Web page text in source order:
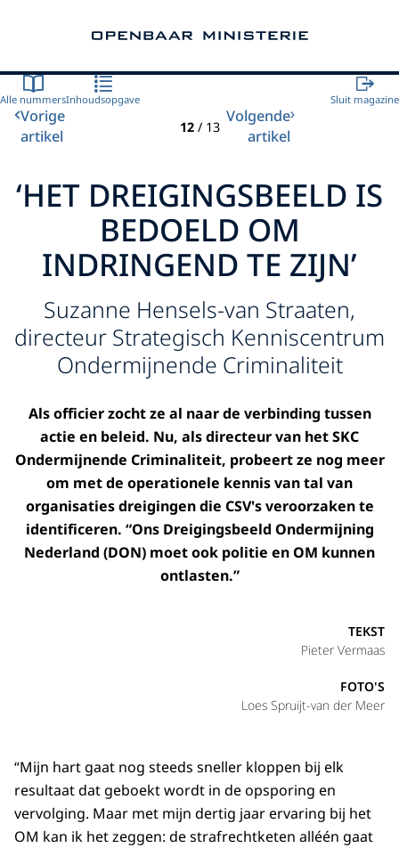
Alle nummersInhoudsopgave Sluit magazine
Vorige
artikel
12 / 13
Volgende
artikel
‘HET DREIGINGSBEELD IS
BEDOELD OM
INDRINGEND TE ZIJN’
Suzanne Hensels-van Straaten,
directeur Strategisch Kenniscentrum
Ondermijnende Criminaliteit
Als officier zocht ze al naar de verbinding tussen
actie en beleid. Nu, als directeur van het SKC
Ondermijnende Criminaliteit, probeert ze nog meer
om met de operationele kennis van tal van
organisaties dreigingen die CSV's veroorzaken te
identificeren. “Ons Dreigingsbeeld Ondermijning
Nederland (DON) moet ook politie en OM kunnen
ontlasten.”
TEKST
Pieter Vermaas
FOTO'S
Loes Spruijt-van der Meer
“Mijn hart gaat nog steeds sneller kloppen bij elk
resultaat dat geboekt wordt in de opsporing en
vervolging. Maar met mijn dertig jaar ervaring bij het
OM kan ik het zeggen: de strafrechtketen alléén gaat